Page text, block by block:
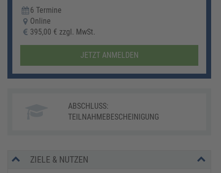
6 Termine
Online
395,00 € zzgl. MwSt.
JETZT ANMELDEN
ABSCHLUSS:
TEILNAHMEBESCHEINIGUNG
ZIELE & NUTZEN